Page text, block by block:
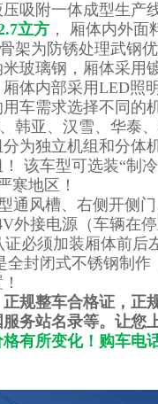
吸附一体成型生产
立方 ， 厢体内外
架为防锈处理武钢
玻璃钢，厢体采用
体内部采用LED照
车需求选择不同
韩亚、汉雪、华泰
为独立机组和分体
该车型可选装“
寒地区！
通风槽、右侧开侧
外接电源（车辆在
证必须加装厢体前后
全封闭式不锈钢制
规整车合格证，正
务站名录等。让您
有所变化！购车电